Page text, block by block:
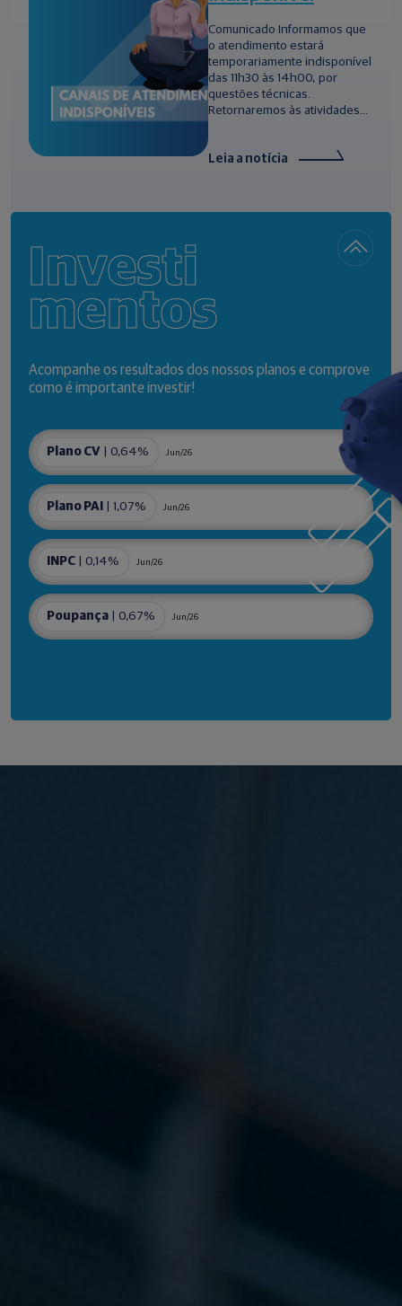
Comunicado Informamos que
o atendimento estará
temporariamente indisponível
das 11h30 às 14h00, por
questões técnicas.
Retornaremos às atividades...
Leia a notícia
Investi
mentos
Acompanhe os resultados dos nossos planos e comprove
como é importante investir!
Plano CV | 0,64% Jun/26
Plano PAI | 1,07% Jun/26
INPC | 0,14% Jun/26
Poupança | 0,67% Jun/26